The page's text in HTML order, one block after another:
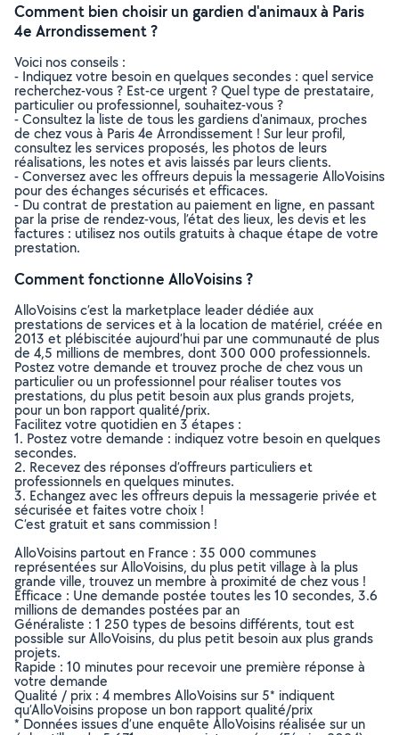
Comment bien choisir un gardien d'animaux à Paris
4e Arrondissement ?
Voici nos conseils :
- Indiquez votre besoin en quelques secondes : quel service
recherchez-vous ? Est-ce urgent ? Quel type de prestataire,
particulier ou professionnel, souhaitez-vous ?
- Consultez la liste de tous les gardiens d'animaux, proches
de chez vous à Paris 4e Arrondissement ! Sur leur profil,
consultez les services proposés, les photos de leurs
réalisations, les notes et avis laissés par leurs clients.
- Conversez avec les offreurs depuis la messagerie AlloVoisins
pour des échanges sécurisés et efficaces.
- Du contrat de prestation au paiement en ligne, en passant
par la prise de rendez-vous, l’état des lieux, les devis et les
factures : utilisez nos outils gratuits à chaque étape de votre
prestation.
Comment fonctionne AlloVoisins ?
AlloVoisins c’est la marketplace leader dédiée aux
prestations de services et à la location de matériel, créée en
2013 et plébiscitée aujourd’hui par une communauté de plus
de 4,5 millions de membres, dont 300 000 professionnels.
Postez votre demande et trouvez proche de chez vous un
particulier ou un professionnel pour réaliser toutes vos
prestations, du plus petit besoin aux plus grands projets,
pour un bon rapport qualité/prix.
Facilitez votre quotidien en 3 étapes :
1. Postez votre demande : indiquez votre besoin en quelques
secondes.
2. Recevez des réponses d’offreurs particuliers et
professionnels en quelques minutes.
3. Echangez avec les offreurs depuis la messagerie privée et
sécurisée et faites votre choix !
C’est gratuit et sans commission !
AlloVoisins partout en France : 35 000 communes
représentées sur AlloVoisins, du plus petit village à la plus
grande ville, trouvez un membre à proximité de chez vous !
Efficace : Une demande postée toutes les 10 secondes, 3.6
millions de demandes postées par an
Généraliste : 1 250 types de besoins différents, tout est
possible sur AlloVoisins, du plus petit besoin aux plus grands
projets.
Rapide : 10 minutes pour recevoir une première réponse à
votre demande
Qualité / prix : 4 membres AlloVoisins sur 5* indiquent
qu’AlloVoisins propose un bon rapport qualité/prix
* Données issues d’une enquête AlloVoisins réalisée sur un